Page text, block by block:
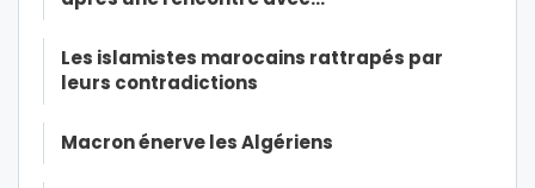
Les islamistes marocains rattrapés par
leurs contradictions
Macron énerve les Algériens